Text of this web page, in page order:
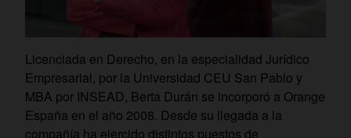
Licenciada en Derecho, en la especialidad Jurídico
Empresarial, por la Universidad CEU San Pablo y
MBA por INSEAD, Berta Durán se incorporó a Orange
España en el año 2008. Desde su llegada a la
compañía ha ejercido distintos puestos de